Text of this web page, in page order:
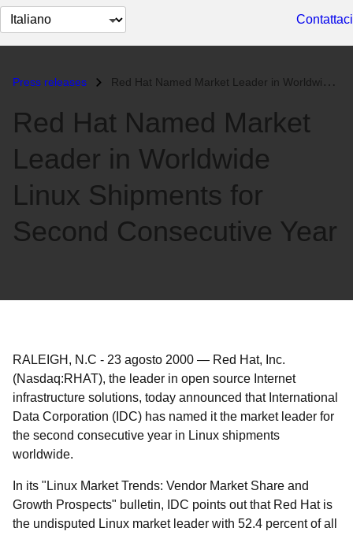
Cambia
lingua
Contattaci
Press releases Red Hat Named Market Leader in Worldwide Linux Shipments for Second Co...
Red Hat Named Market
Leader in Worldwide
Linux Shipments for
Second Consecutive Year
RALEIGH, N.C - 23 agosto 2000 — Red Hat, Inc.
(Nasdaq:RHAT), the leader in open source Internet
infrastructure solutions, today announced that International
Data Corporation (IDC) has named it the market leader for
the second consecutive year in Linux shipments
worldwide.
In its "Linux Market Trends: Vendor Market Share and
Growth Prospects" bulletin, IDC points out that Red Hat is
the undisputed Linux market leader with 52.4 percent of all